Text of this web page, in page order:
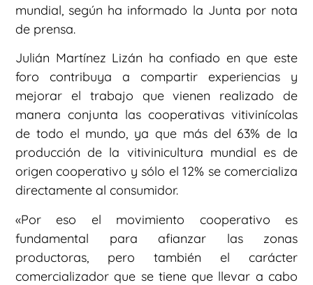
mundial, según ha informado la Junta por nota
de prensa.
Julián Martínez Lizán ha confiado en que este
foro contribuya a compartir experiencias y
mejorar el trabajo que vienen realizado de
manera conjunta las cooperativas vitivinícolas
de todo el mundo, ya que más del 63% de la
producción de la vitivinicultura mundial es de
origen cooperativo y sólo el 12% se comercializa
directamente al consumidor.
«Por eso el movimiento cooperativo es
fundamental para afianzar las zonas
productoras, pero también el carácter
comercializador que se tiene que llevar a cabo